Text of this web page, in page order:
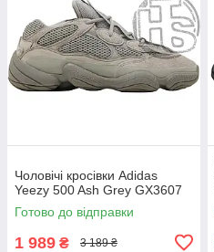
Чоловічі кросівки Adidas
Yeezy 500 Ash Grey GX3607
Готово до відправки
1 989 ₴ 3 189 ₴